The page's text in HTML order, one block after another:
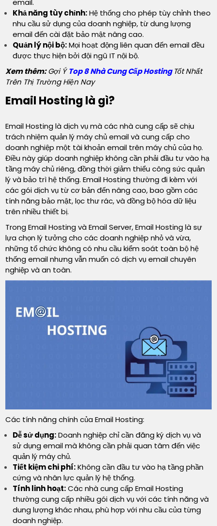
email.
Khả năng tùy chỉnh:Hệ thống cho phép tùy chỉnh theo
nhu cầu sử dụng của doanh nghiệp, từ dung lượng
email đến cài đặt bảo mật nâng cao.
Quản lý nội bộ:Mọi hoạt động liên quan đến email đều
được thực hiện bởi đội ngũ IT nội bộ.
Xem thêm:Gợi ÝTop 8 Nhà Cung Cấp Hosting Tốt Nhất
Trên Thị Trường Hiện Nay
Email Hosting là gì?
Email Hosting là dịch vụ mà các nhà cung cấp sẽ chịu
trách nhiệm quản lý máy chủ email và cung cấp cho
doanh nghiệp một tài khoản email trên máy chủ của họ.
Điều này giúp doanh nghiệp không cần phải đầu tư vào hạ
tầng máy chủ riêng, đồng thời giảm thiểu công sức quản
lý và bảo trì hệ thống. Email Hosting thường đi kèm với
các gói dịch vụ từ cơ bản đến nâng cao, bao gồm các
tính năng bảo mật, lọc thư rác, và đồng bộ hóa dữ liệu
trên nhiều thiết bị.
Trong Email Hosting và Email Server, Email Hosting là sự
lựa chọn lý tưởng cho các doanh nghiệp nhỏ và vừa,
những tổ chức không có nhu cầu kiểm soát toàn bộ hệ
thống email nhưng vẫn muốn có dịch vụ email chuyên
nghiệp và an toàn.
Các tính năng chính của Email Hosting:
Dễ sử dụng:Doanh nghiệp chỉ cần đăng ký dịch vụ và
sử dụng email mà không cần phải quan tâm đến việc
quản lý máy chủ.
Tiết kiệm chi phí:Không cần đầu tư vào hạ tầng phần
cứng và nhân lực quản lý hệ thống.
Tính linh hoạt:Các nhà cung cấp Email Hosting
thường cung cấp nhiều gói dịch vụ với các tính năng và
dung lượng khác nhau, phù hợp với nhu cầu của từng
doanh nghiệp.